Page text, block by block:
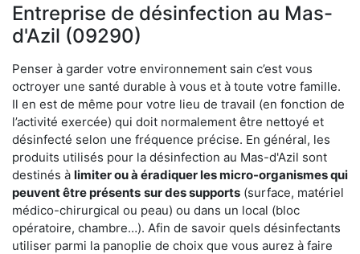
Entreprise de désinfection au Mas-
d'Azil (09290)
Penser à garder votre environnement sain c’est vous
octroyer une santé durable à vous et à toute votre famille.
Il en est de même pour votre lieu de travail (en fonction de
l’activité exercée) qui doit normalement être nettoyé et
désinfecté selon une fréquence précise. En général, les
produits utilisés pour la désinfection au Mas-d'Azil sont
destinés à limiter ou à éradiquer les micro-organismes qui
peuvent être présents sur des supports (surface, matériel
médico-chirurgical ou peau) ou dans un local (bloc
opératoire, chambre…). Afin de savoir quels désinfectants
utiliser parmi la panoplie de choix que vous aurez à faire